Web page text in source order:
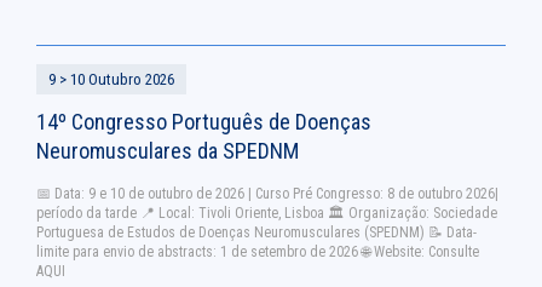
9 > 10 Outubro 2026
14º Congresso Português de Doenças
Neuromusculares da SPEDNM
📅 Data: 9 e 10 de outubro de 2026 | Curso Pré Congresso: 8 de outubro 2026|
período da tarde 📍 Local: Tivoli Oriente, Lisboa 🏛 Organização: Sociedade
Portuguesa de Estudos de Doenças Neuromusculares (SPEDNM) 📝 Data-
limite para envio de abstracts: 1 de setembro de 2026 🌐 Website: Consulte
AQUI